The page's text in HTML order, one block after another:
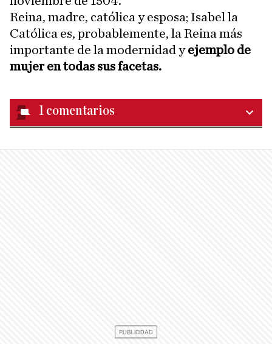
Reina, madre, católica y esposa; Isabel la
Católica es, probablemente, la Reina más
importante de la modernidad yejemplo de
mujer en todas sus facetas.
1 comentarios